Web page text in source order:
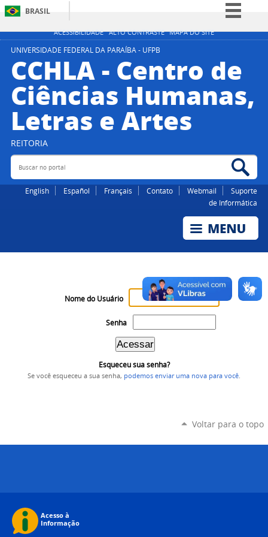
ACESSIBILIDADE ALTO CONTRASTE MAPA DO SITE
BRASIL
Simplifique!
Participe
Legislação
Canais
UNIVERSIDADE FEDERAL DA PARAÍBA - UFPB
CCHLA - Centro de
Ciências Humanas,
Letras e Artes
REITORIA
Buscar no portal
English Español Français Contato Webmail
Suporte
de Informática
Nome do Usuário
Senha
Esqueceu sua senha?
Se você esqueceu a sua senha, podemos enviar uma nova para você
Voltar para o topo